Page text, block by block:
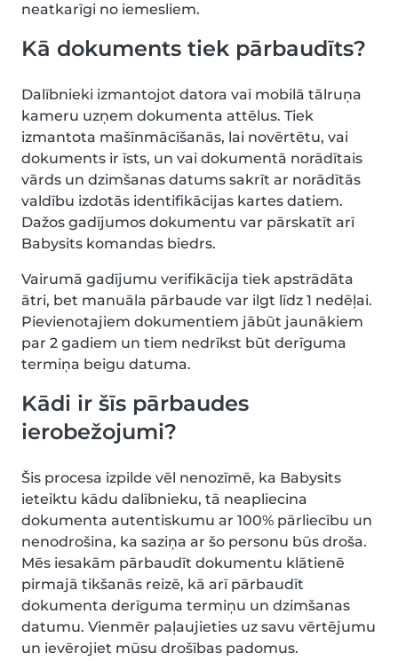
neatkarīgi no iemesliem.
Kā dokuments tiek pārbaudīts?
Dalībnieki izmantojot datora vai mobilā tālruņa
kameru uzņem dokumenta attēlus. Tiek
izmantota mašīnmācīšanās, lai novērtētu, vai
dokuments ir īsts, un vai dokumentā norādītais
vārds un dzimšanas datums sakrīt ar norādītās
valdību izdotās identifikācijas kartes datiem.
Dažos gadījumos dokumentu var pārskatīt arī
Babysits komandas biedrs.
Vairumā gadījumu verifikācija tiek apstrādāta
ātri, bet manuāla pārbaude var ilgt līdz 1 nedēļai.
Pievienotajiem dokumentiem jābūt jaunākiem
par 2 gadiem un tiem nedrīkst būt derīguma
termiņa beigu datuma.
Kādi ir šīs pārbaudes
ierobežojumi?
Šis procesa izpilde vēl nenozīmē, ka Babysits
ieteiktu kādu dalībnieku, tā neapliecina
dokumenta autentiskumu ar 100% pārliecību un
nenodrošina, ka saziņa ar šo personu būs droša.
Mēs iesakām pārbaudīt dokumentu klātienē
pirmajā tikšanās reizē, kā arī pārbaudīt
dokumenta derīguma termiņu un dzimšanas
datumu. Vienmēr paļaujieties uz savu vērtējumu
un ievērojiet mūsu drošības padomus.